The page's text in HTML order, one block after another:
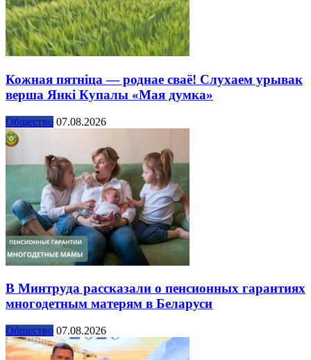
Кожная пятніца — роднае сваё! Слухаем урывак
верша Янкі Купалы «Мая думка»
Общество 07.08.2026
В Минтруда рассказали о пенсионных гарантиях
многодетным матерям в Беларуси
Общество 07.08.2026